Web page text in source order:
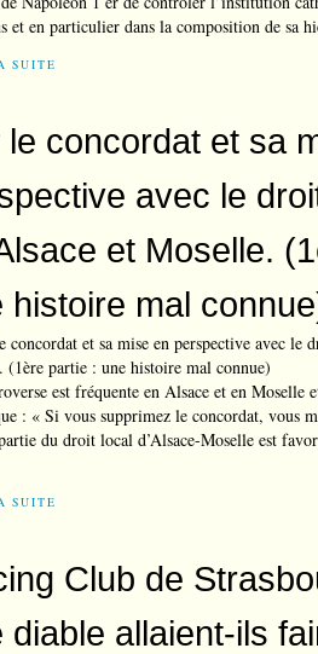
et en particulier dans la composition de sa
SUITE
le concordat et sa
avec le
et Moselle.
histoire mal
est fréquente en Alsace et en Moselle
: « Si vous supprimez le concordat, vous
du droit local d’Alsace-Moselle est
SUITE
Club de
diable allaient-ils